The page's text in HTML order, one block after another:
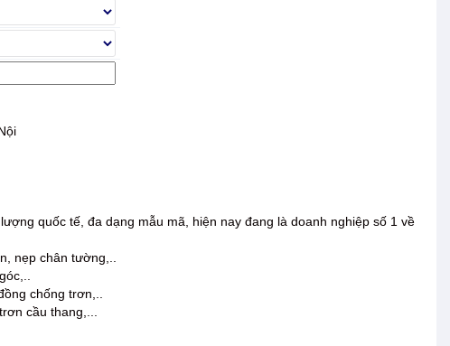
quốc tế, đa dạng mẫu mã, hiện nay đang là doanh nghiệp số 1 về
nẹp chân tường,..
chống trơn,..
cầu thang,...